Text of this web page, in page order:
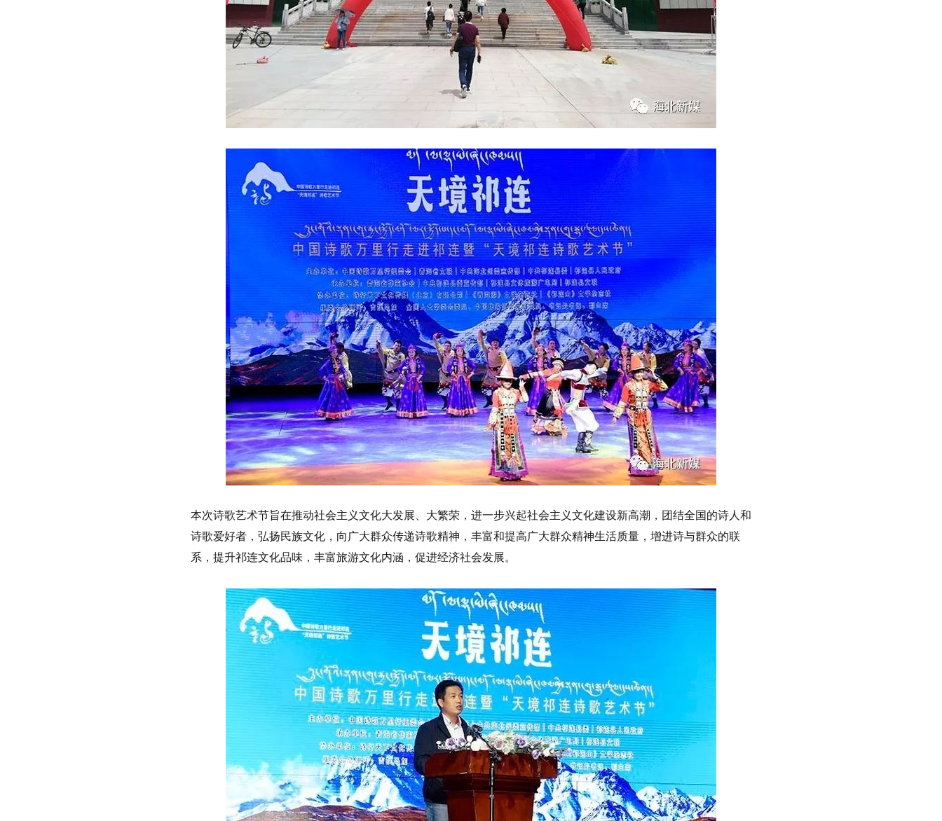
本次诗歌艺术节旨在推动社会主义文化大发展、大繁荣，进一步兴起社会主义文化建设新高潮，团结全国的诗人和
诗歌爱好者，弘扬民族文化，向广大群众传递诗歌精神，丰富和提高广大群众精神生活质量，增进诗与群众的联
系，提升祁连文化品味，丰富旅游文化内涵，促进经济社会发展。